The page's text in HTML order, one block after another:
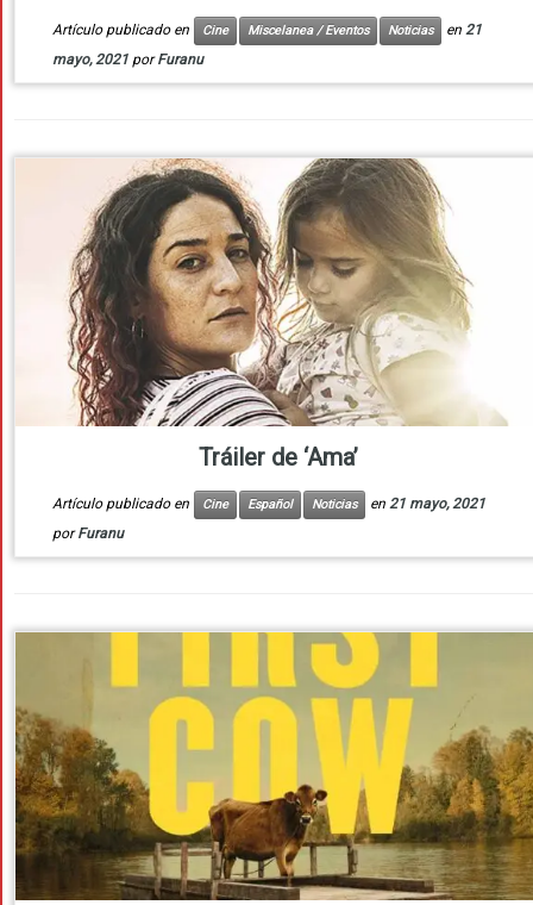
Artículo publicado en Cine Miscelanea / Eventos Noticias en 21
mayo, 2021 porFuranu
Tráiler de ‘Ama’
Artículo publicado en Cine Español Noticias en 21 mayo, 2021
porFuranu